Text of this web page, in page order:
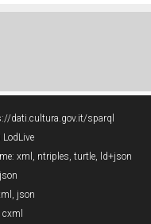
dati.cultura.gov.it/sparql
xml , ntriples, turtle, ld+json
json
, json
cxml